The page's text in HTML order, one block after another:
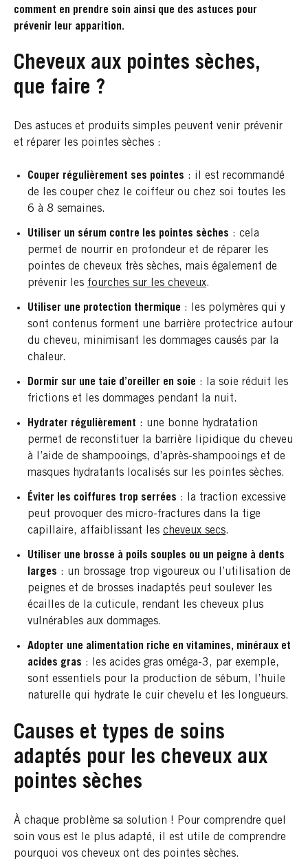
comment en prendre soin ainsi que des astuces pour
prévenir leur apparition.
Cheveux aux pointes sèches,
que faire ?
Des astuces et produits simples peuvent venir prévenir
et réparer les pointes sèches :
Couper régulièrement ses pointes : il est recommandé
de les couper chez le coiffeur ou chez soi toutes les
6 à 8 semaines.
Utiliser un sérum contre les pointes sèches : cela
permet de nourrir en profondeur et de réparer les
pointes de cheveux très sèches, mais également de
prévenir les fourches sur les cheveux.
Utiliser une protection thermique : les polymères qui y
sont contenus forment une barrière protectrice autour
du cheveu, minimisant les dommages causés par la
chaleur.
Dormir sur une taie d’oreiller en soie : la soie réduit les
frictions et les dommages pendant la nuit.
Hydrater régulièrement : une bonne hydratation
permet de reconstituer la barrière lipidique du cheveu
à l’aide de shampooings, d’après-shampooings et de
masques hydratants localisés sur les pointes sèches.
Éviter les coiffures trop serrées : la traction excessive
peut provoquer des micro-fractures dans la tige
capillaire, affaiblissant les cheveux secs.
Utiliser une brosse à poils souples ou un peigne à dents
larges : un brossage trop vigoureux ou l’utilisation de
peignes et de brosses inadaptés peut soulever les
écailles de la cuticule, rendant les cheveux plus
vulnérables aux dommages.
Adopter une alimentation riche en vitamines, minéraux et
acides gras : les acides gras oméga-3, par exemple,
sont essentiels pour la production de sébum, l’huile
naturelle qui hydrate le cuir chevelu et les longueurs.
Causes et types de soins
adaptés pour les cheveux aux
pointes sèches
À chaque problème sa solution ! Pour comprendre quel
soin vous est le plus adapté, il est utile de comprendre
pourquoi vos cheveux ont des pointes sèches.